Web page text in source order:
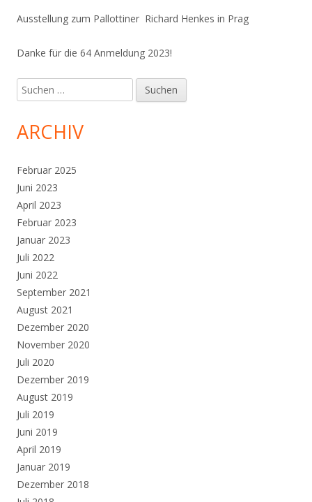
Ausstellung zum Pallottiner Richard Henkes in Prag
Danke für die 64 Anmeldung 2023!
Suchen
nach:
ARCHIV
Februar 2025
Juni 2023
April 2023
Februar 2023
Januar 2023
Juli 2022
Juni 2022
September 2021
August 2021
Dezember 2020
November 2020
Juli 2020
Dezember 2019
August 2019
Juli 2019
Juni 2019
April 2019
Januar 2019
Dezember 2018